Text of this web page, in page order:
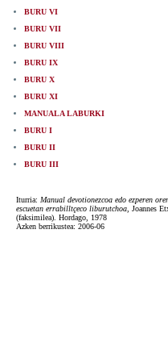
BURU VI
BURU VII
BURU VIII
BURU IX
BURU X
BURU XI
MANUALA LABURKI
BURU I
BURU II
BURU III
Iturria: Manual devotionezcoa edo ezperen
escuetan errabilltçeco liburutchoa , Joannes
(faksimilea). Hordago, 1978
Azken berrikustea: 2006-06